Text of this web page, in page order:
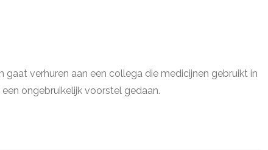
verhuren aan een collega die medicijnen gebruikt in
ongebruikelijk voorstel gedaan.